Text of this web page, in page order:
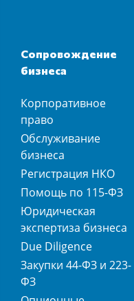
Сопровождение
бизнеса
Корпоративное
право
Обслуживание
бизнеса
Регистрация НКО
Помощь по 115-ФЗ
Юридическая
экспертиза бизнеса
Due Diligence
Закупки 44-ФЗ и 223-
ФЗ